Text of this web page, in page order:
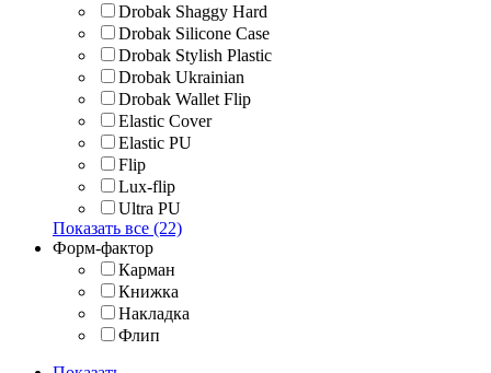
Drobak Shaggy Hard
Drobak Silicone Case
Drobak Stylish Plastic
Drobak Ukrainian
Drobak Wallet Flip
Elastic Cover
Elastic PU
Flip
Lux-flip
Ultra PU
Показать все (22)
Форм-фактор
Карман
Книжка
Накладка
Флип